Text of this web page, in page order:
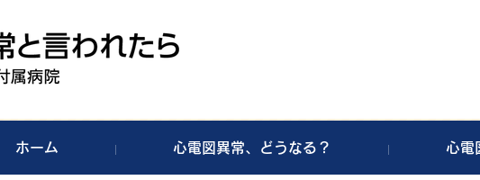
ホーム 心電図異常、どうなる？ 心電